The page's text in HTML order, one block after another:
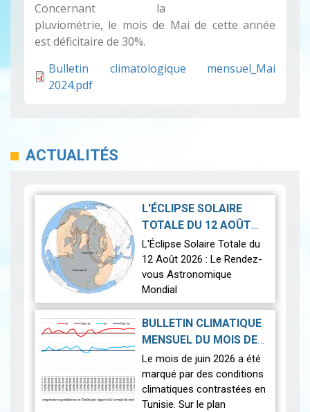
Concernant la
pluviométrie, le mois de Mai de cette année
est déficitaire de 30%.
Bulletin climatologique mensuel_Mai
2024.pdf
ACTUALITÉS
L'ÉCLIPSE SOLAIRE
TOTALE DU 12 AOÛT
2026|2026-07-21
L'Éclipse Solaire Totale du
12 Août 2026 : Le Rendez-
vous Astronomique
Mondial
Le 12 août 2026, la Terre
connaîtra l'un des
astronomiques les plus
spectaculaires : une…
BULLETIN CLIMATIQUE
MENSUEL DU MOIS DE
JUIN 2026 |2026-07-14
Le mois de juin 2026 a été
marqué par des conditions
climatiques contrastées en
Tunisie. Sur le plan